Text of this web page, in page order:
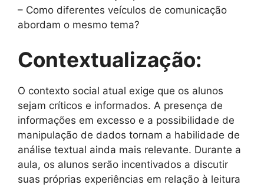
– Como diferentes veículos de comunicação
abordam o mesmo tema?
Contextualização:
O contexto social atual exige que os alunos
sejam críticos e informados. A presença de
informações em excesso e a possibilidade de
manipulação de dados tornam a habilidade de
análise textual ainda mais relevante. Durante a
aula, os alunos serão incentivados a discutir
suas próprias experiências em relação à leitura